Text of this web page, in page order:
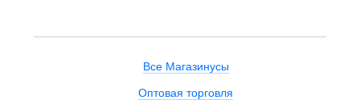
Все Магазинусы
Оптовая торговля